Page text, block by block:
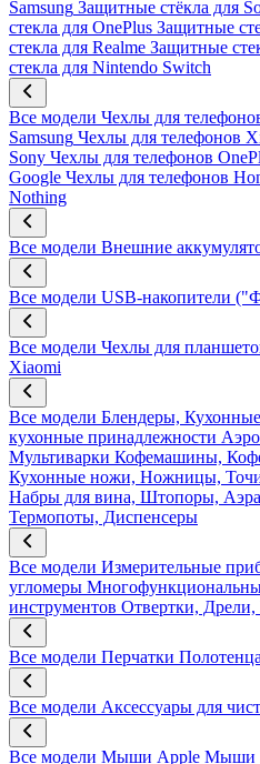
Samsung Защитные стёкла для
стекла для OnePlus Защитные
стекла для Realme Защитные
стекла для Nintendo Switch
Все модели Чехлы для
Samsung Чехлы для телефонов
Sony Чехлы для телефонов
Google Чехлы для телефонов
Nothing
Все модели Внешние
Все модели USB-накопители
Все модели Чехлы для
Xiaomi
Все модели Блендеры,
кухонные принадлежности
Мультиварки Кофемашины,
Кухонные ножи, Ножницы,
Набры для вина, Штопоры,
Термопоты, Диспенсеры
Все модели Измерительные
угломеры
инструментов Отвертки,
Все модели Перчатки Полотенца
Все модели Аксессуары для
Все модели Мыши Apple Мыши